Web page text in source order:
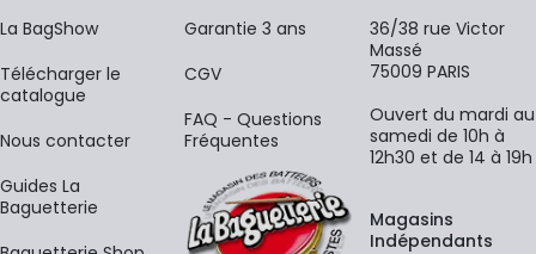
La BagShow
​Télécharger le
catalogue
Nous contacter
Guides La
Baguetterie
Garantie 3 ans
CGV
FAQ - Questions
Fréquentes
36/38 rue Victor
Massé
75009 PARIS
Ouvert du mardi au
samedi de 10h à
12h30 et de 14 à 19h
Magasins
Indépendants